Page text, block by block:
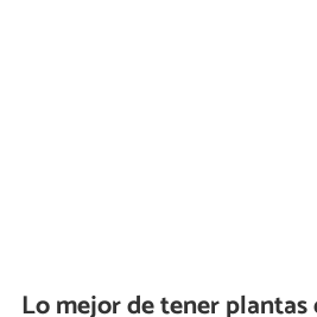
Lo mejor de tener plantas